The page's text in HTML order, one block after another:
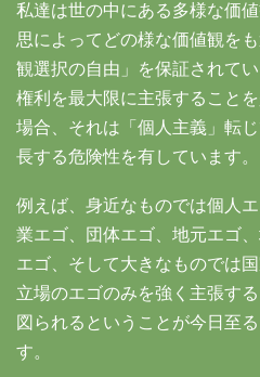
私達は世の中にある多様な価
思によってどの様な価値観を
観選択の自由」を保証されて
権利を最大限に主張すること
場合、それは「個人主義」転
長する危険性を有しています。
例えば、身近なものでは個人
業エゴ、団体エゴ、地元エゴ
エゴ、そして大きなものでは
立場のエゴのみを強く主張す
図られるということが今日至
す。